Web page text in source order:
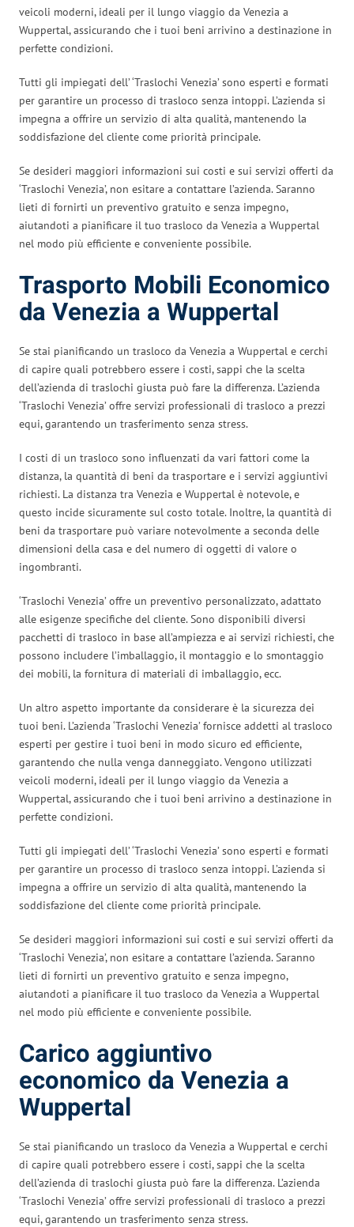
veicoli moderni, ideali per il lungo viaggio da Venezia a
Wuppertal, assicurando che i tuoi beni arrivino a destinazione in
perfette condizioni.
Tutti gli impiegati dell’ ‘Traslochi Venezia’ sono esperti e formati
per garantire un processo di trasloco senza intoppi. L’azienda si
impegna a offrire un servizio di alta qualità, mantenendo la
soddisfazione del cliente come priorità principale.
Se desideri maggiori informazioni sui costi e sui servizi offerti da
‘Traslochi Venezia’, non esitare a contattare l’azienda. Saranno
lieti di fornirti un preventivo gratuito e senza impegno,
aiutandoti a pianificare il tuo trasloco da Venezia a Wuppertal
nel modo più efficiente e conveniente possibile.
Trasporto Mobili Economico
da Venezia a Wuppertal
Se stai pianificando un trasloco da Venezia a Wuppertal e cerchi
di capire quali potrebbero essere i costi, sappi che la scelta
dell’azienda di traslochi giusta può fare la differenza. L’azienda
‘Traslochi Venezia’ offre servizi professionali di trasloco a prezzi
equi, garantendo un trasferimento senza stress.
I costi di un trasloco sono influenzati da vari fattori come la
distanza, la quantità di beni da trasportare e i servizi aggiuntivi
richiesti. La distanza tra Venezia e Wuppertal è notevole, e
questo incide sicuramente sul costo totale. Inoltre, la quantità di
beni da trasportare può variare notevolmente a seconda delle
dimensioni della casa e del numero di oggetti di valore o
ingombranti.
‘Traslochi Venezia’ offre un preventivo personalizzato, adattato
alle esigenze specifiche del cliente. Sono disponibili diversi
pacchetti di trasloco in base all’ampiezza e ai servizi richiesti, che
possono includere l’imballaggio, il montaggio e lo smontaggio
dei mobili, la fornitura di materiali di imballaggio, ecc.
Un altro aspetto importante da considerare è la sicurezza dei
tuoi beni. L’azienda ‘Traslochi Venezia’ fornisce addetti al trasloco
esperti per gestire i tuoi beni in modo sicuro ed efficiente,
garantendo che nulla venga danneggiato. Vengono utilizzati
veicoli moderni, ideali per il lungo viaggio da Venezia a
Wuppertal, assicurando che i tuoi beni arrivino a destinazione in
perfette condizioni.
Tutti gli impiegati dell’ ‘Traslochi Venezia’ sono esperti e formati
per garantire un processo di trasloco senza intoppi. L’azienda si
impegna a offrire un servizio di alta qualità, mantenendo la
soddisfazione del cliente come priorità principale.
Se desideri maggiori informazioni sui costi e sui servizi offerti da
‘Traslochi Venezia’, non esitare a contattare l’azienda. Saranno
lieti di fornirti un preventivo gratuito e senza impegno,
aiutandoti a pianificare il tuo trasloco da Venezia a Wuppertal
nel modo più efficiente e conveniente possibile.
Carico aggiuntivo
economico da Venezia a
Wuppertal
Se stai pianificando un trasloco da Venezia a Wuppertal e cerchi
di capire quali potrebbero essere i costi, sappi che la scelta
dell’azienda di traslochi giusta può fare la differenza. L’azienda
‘Traslochi Venezia’ offre servizi professionali di trasloco a prezzi
equi, garantendo un trasferimento senza stress.